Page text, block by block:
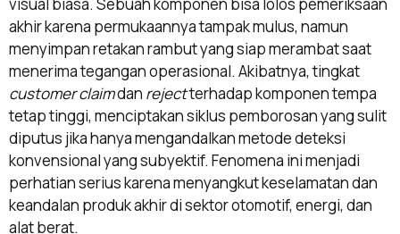
akhir karena permukaannya tampak mulus, namun
menyimpan retakan rambut yang siap merambat saat
menerima tegangan operasional. Akibatnya, tingkat
customer claimdan rejectterhadap komponen tempa
tetap tinggi, menciptakan siklus pemborosan yang sulit
diputus jika hanya mengandalkan metode deteksi
konvensional yang subyektif. Fenomena ini menjadi
perhatian serius karena menyangkut keselamatan dan
keandalan produk akhir di sektor otomotif, energi, dan
alat berat.